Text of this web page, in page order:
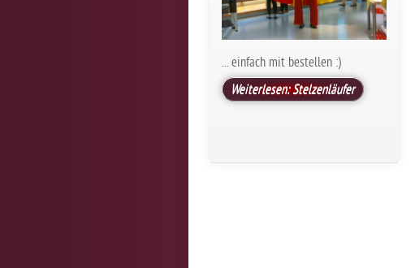
... einfach mit bestellen :)
Weiterlesen: Stelzenläufer